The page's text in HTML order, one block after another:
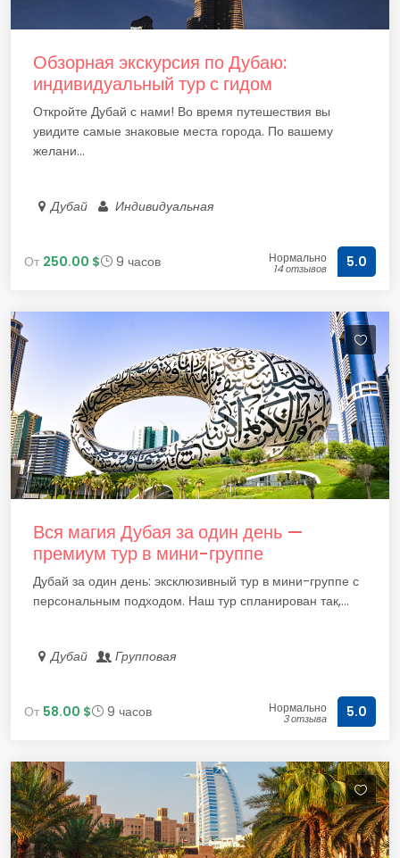
Обзорная экскурсия по Дубаю:
индивидуальный тур с гидом
Откройте Дубай с нами! Во время путешествия вы
увидите самые знаковые места города. По вашему
желани...
Дубай Индивидуальная
От 250.00 $ 9 часов Нормально
14 отзывов 5.0
Вся магия Дубая за один день —
премиум тур в мини-группе
Дубай за один день: эксклюзивный тур в мини-группе с
персональным подходом. Наш тур спланирован так,...
Дубай Групповая
От 58.00 $ 9 часов Нормально
3 отзыва 5.0